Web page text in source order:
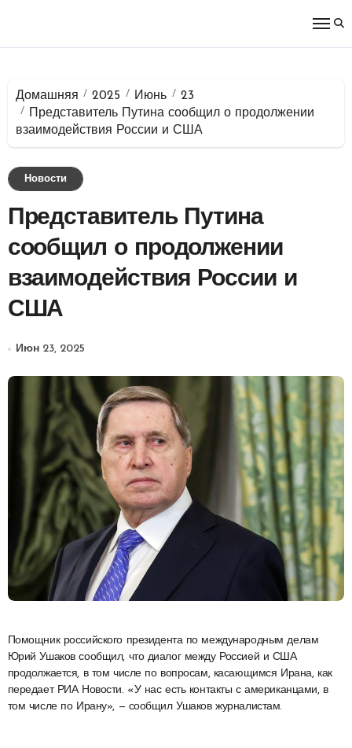
Домашняя 2025 Июнь
23
Представитель Путина сообщил о продолжении
взаимодействия России и США
Новости
Представитель Путина
сообщил о продолжении
взаимодействия России и
США
Июн 23, 2025
Помощник российского президента по международным делам
Юрий Ушаков сообщил, что диалог между Россией и США
продолжается, в том числе по вопросам, касающимся Ирана, как
передает РИА Новости. «У нас есть контакты с американцами, в
том числе по Ирану», — сообщил Ушаков журналистам.